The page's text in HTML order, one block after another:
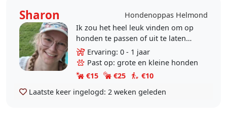
Sharon
Hondenoppas Helmond
Ik zou het heel leuk vinden om op
honden te passen of uit te laten
Woonachtig in Helmond 't Hout,
huisje met tuintje maar helaas zelf
geen diertjes..
Ervaring: 0 - 1 jaar
Past op: grote en kleine honden
€15
€25
€10
Laatste keer ingelogd: 2 weken geleden